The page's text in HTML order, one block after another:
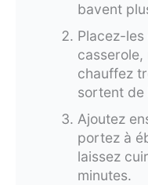
bavent
Placez-
casserole,
chauffez
sortent de
Ajoutez
portez à
laissez
minutes.